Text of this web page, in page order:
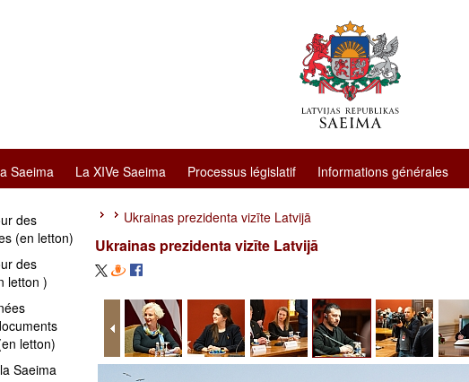
Saeima La XIVe Saeima Processus législatif Informations générales
des
(en letton)
des
letton )
letton)
Saeima
Ukrainas prezidenta vizīte Latvijā
Ukrainas prezidenta vizīte Latvijā